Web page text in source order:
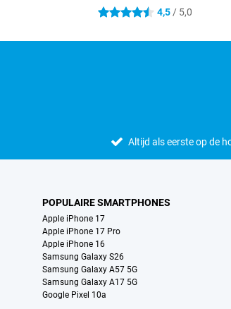
4.5 sterren 4,5/ 5,0
Altijd als eerste op de
POPULAIRE SMARTPHONES
Apple iPhone 17
Apple iPhone 17 Pro
Apple iPhone 16
Samsung Galaxy S26
Samsung Galaxy A57 5G
Samsung Galaxy A17 5G
Google Pixel 10a